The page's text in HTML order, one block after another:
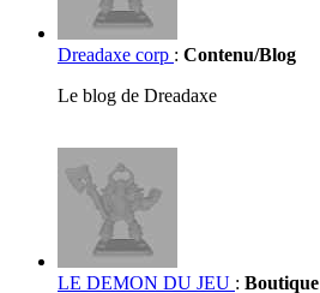
Dreadaxe corp : Contenu/Blog
Le blog de Dreadaxe
LE DEMON DU JEU : Boutique